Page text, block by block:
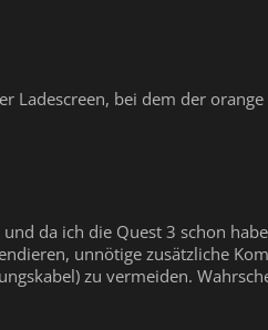
Ladescreen, bei dem der
da ich die Quest 3 schon
unnötige zusätzliche
zu vermeiden.